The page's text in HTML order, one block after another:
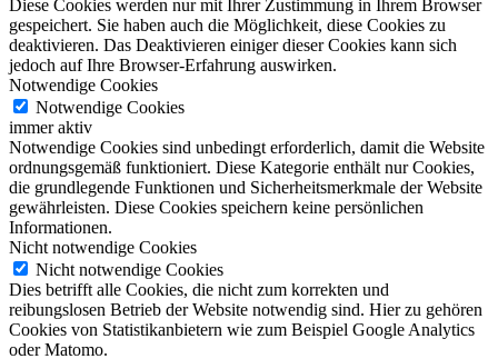
Diese Cookies werden nur mit Ihrer Zustimmung in Ihrem Browser
gespeichert. Sie haben auch die Möglichkeit, diese Cookies zu
deaktivieren. Das Deaktivieren einiger dieser Cookies kann sich
jedoch auf Ihre Browser-Erfahrung auswirken.
Notwendige Cookies
Notwendige Cookies
immer aktiv
Notwendige Cookies sind unbedingt erforderlich, damit die Website
ordnungsgemäß funktioniert. Diese Kategorie enthält nur Cookies,
die grundlegende Funktionen und Sicherheitsmerkmale der Website
gewährleisten. Diese Cookies speichern keine persönlichen
Informationen.
Nicht notwendige Cookies
Nicht notwendige Cookies
Dies betrifft alle Cookies, die nicht zum korrekten und
reibungslosen Betrieb der Website notwendig sind. Hier zu gehören
Cookies von Statistikanbietern wie zum Beispiel Google Analytics
oder Matomo.